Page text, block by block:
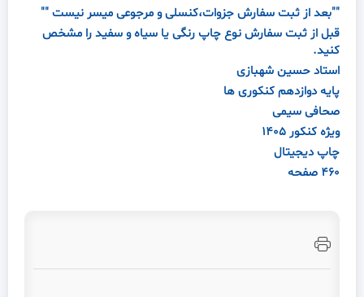
""بعد از ثبت سفارش جزوات،کنسلی و مرجوعی میسر نیست ""
قبل از ثبت سفارش نوع چاپ رنگی یا سیاه و سفید را مشخص
کنید.
استاد حسین شهبازی
پایه دوازدهم کنکوری ها
صحافی سیمی
ویژه کنکور 1405
چاپ دیجیتال
460 صفحه